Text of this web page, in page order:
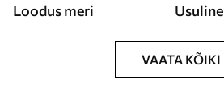
Loodus meri Usuline
VAATA KÕIKI